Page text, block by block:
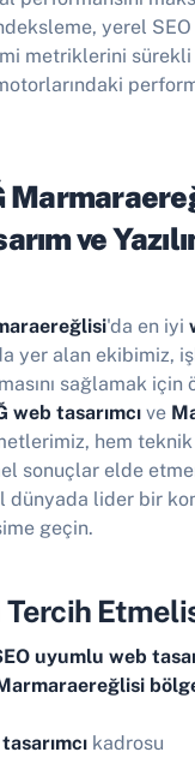
yerel
metriklerini
ve
'da en iyi
yer alan ekibimiz,
sağlamak için
web tasarımcı ve
hem
sonuçlar elde
lider bir
geçin.
Tercih
uyumlu web
kadrosu